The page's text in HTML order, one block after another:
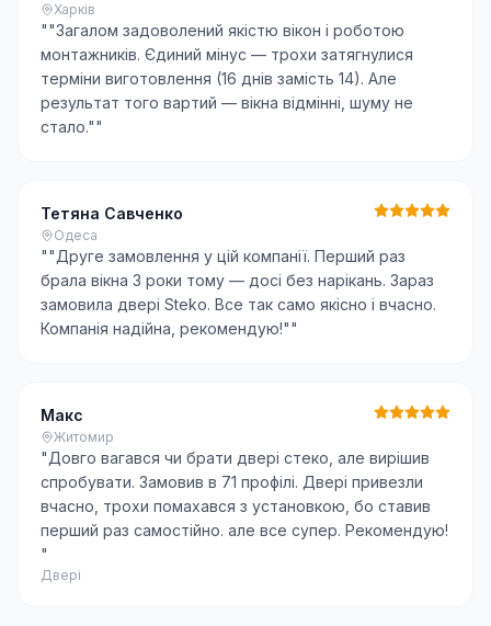
Харків
""Загалом задоволений якістю вікон і роботою
монтажників. Єдиний мінус — трохи затягнулися
терміни виготовлення (16 днів замість 14). Але
результат того вартий — вікна відмінні, шуму не
стало.""
Тетяна Савченко
Одеса
""Друге замовлення у цій компанії. Перший раз
брала вікна 3 роки тому — досі без нарікань. Зараз
замовила двері Steko. Все так само якісно і вчасно.
Компанія надійна, рекомендую!""
Макс
Житомир
"Довго вагався чи брати двері стеко, але вирішив
спробувати. Замовив в 71 профілі. Двері привезли
вчасно, трохи помахався з установкою, бо ставив
перший раз самостійно. але все супер. Рекомендую!
"
Двері